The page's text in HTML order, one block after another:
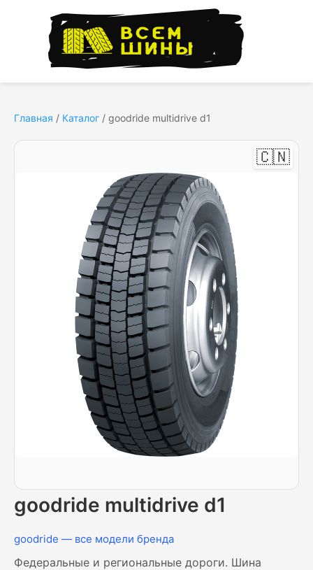
Главная / Каталог / goodride multidrive d1
🇨🇳
goodride multidrive d1
goodride — все модели бренда
Федеральные и региональные дороги. Шина